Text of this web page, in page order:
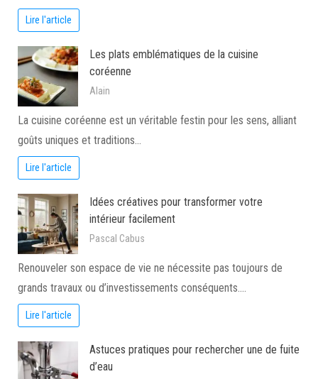
Lire l'article
Les plats emblématiques de la cuisine
coréenne
Alain
La cuisine coréenne est un véritable festin pour les sens, alliant
goûts uniques et traditions…
Lire l'article
Idées créatives pour transformer votre
intérieur facilement
Pascal Cabus
Renouveler son espace de vie ne nécessite pas toujours de
grands travaux ou d’investissements conséquents.…
Lire l'article
Astuces pratiques pour rechercher une de fuite
d’eau